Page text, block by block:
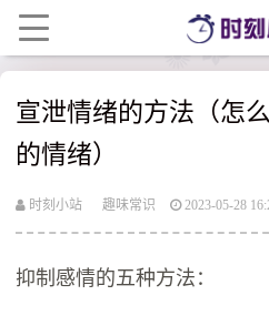
宣泄情绪的方法（怎
的情绪）
时刻小站 趣味常识 2023-05-28
抑制感情的五种方法：